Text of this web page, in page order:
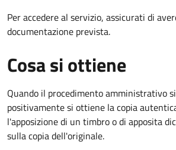
Per accedere al servizio, assicurati di
documentazione prevista.
Cosa si ottiene
Quando il procedimento amministrativo
positivamente si ottiene la copia
l'apposizione di un timbro o di apposita
sulla copia dell'originale.